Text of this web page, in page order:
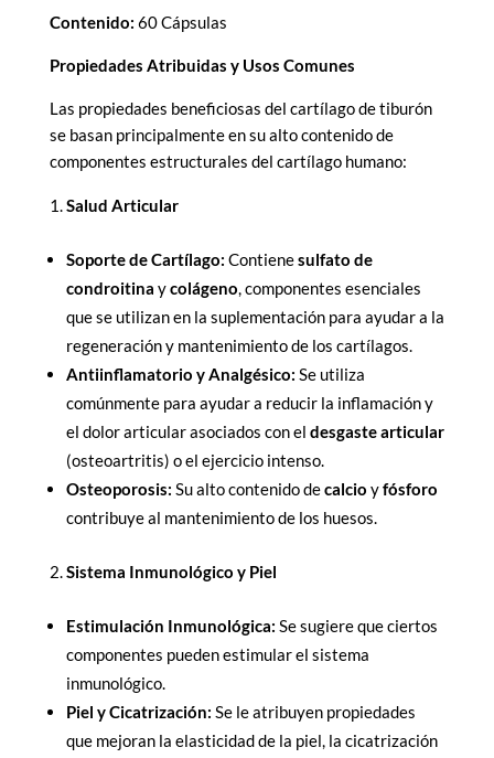
Contenido: 60 Cápsulas
Propiedades Atribuidas y Usos Comunes
Las propiedades beneficiosas del cartílago de tiburón
se basan principalmente en su alto contenido de
componentes estructurales del cartílago humano:
Salud Articular
Soporte de Cartílago: Contienesulfato de
condroitina ycolágeno, componentes esenciales
que se utilizan en la suplementación para ayudar a la
regeneración y mantenimiento de los cartílagos.
Antiinflamatorio y Analgésico: Se utiliza
comúnmente para ayudar a reducir la inflamación y
el dolor articular asociados con el desgaste articular
(osteoartritis) o el ejercicio intenso.
Osteoporosis: Su alto contenido decalcio yfósforo
contribuye al mantenimiento de los huesos.
Sistema Inmunológico y Piel
Estimulación Inmunológica: Se sugiere que ciertos
componentes pueden estimular el sistema
inmunológico.
Piel y Cicatrización: Se le atribuyen propiedades
que mejoran la elasticidad de la piel, la cicatrización